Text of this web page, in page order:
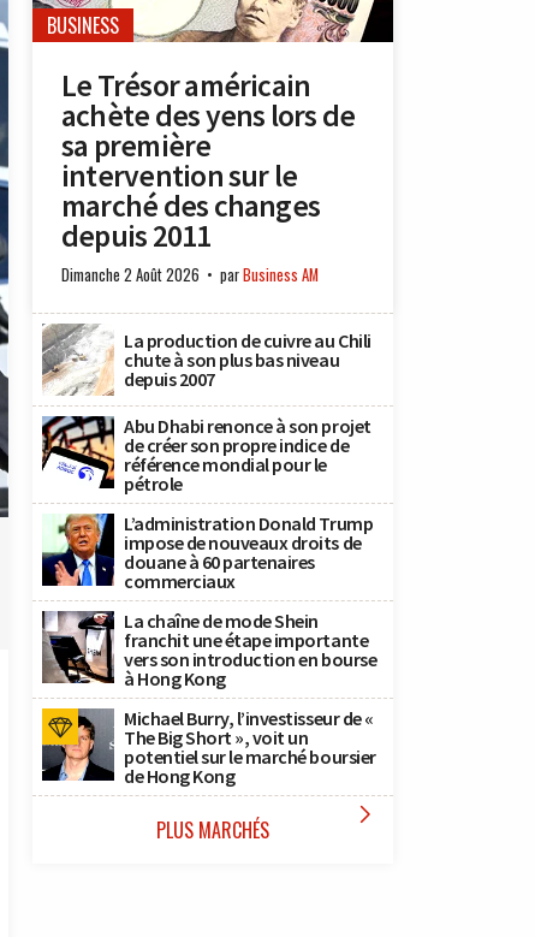
BUSINESS
Le Trésor américain
achète des yens lors de
sa première
intervention sur le
marché des changes
depuis 2011
Dimanche 2 Août 2026 parBusiness AM
La production de cuivre au Chili
chute à son plus bas niveau
depuis 2007
Abu Dhabi renonce à son projet
de créer son propre indice de
référence mondial pour le
pétrole
L’administration Donald Trump
impose de nouveaux droits de
douane à 60 partenaires
commerciaux
La chaîne de mode Shein
franchit une étape importante
vers son introduction en bourse
à Hong Kong
Michael Burry, l’investisseur de «
The Big Short », voit un
potentiel sur le marché boursier
de Hong Kong
PLUS MARCHÉS 